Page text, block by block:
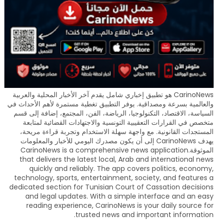
CarinoNews هو تطبيق إخباري شامل يقدم آخر الأخبار المحلية والعربية
والعالمية بسرعة ومصداقية. يوفر التطبيق تغطية مستمرة لأهم الأحداث في
السياسة، الاقتصاد، التكنولوجيا، الرياضة، الفن، المجتمع، إضافة إلى قسم
متخصص في القرارات التعقيبية التونسية والاجتهادات القضائية لمتابعة
المستجدات القانونية. مع واجهة سهلة الاستخدام وتجربة قراءة مريحة،
يهدف CarinoNews إلى أن يكون مصدرك اليومي للأخبار والمعلومات
الموثوقة.CarinoNews is a comprehensive news application
that delivers the latest local, Arab and international news
quickly and reliably. The app covers politics, economy,
technology, sports, entertainment, society, and features a
dedicated section for Tunisian Court of Cassation decisions
and legal updates. With a simple interface and an easy
reading experience, CarinoNews is your daily source for
trusted news and important information.